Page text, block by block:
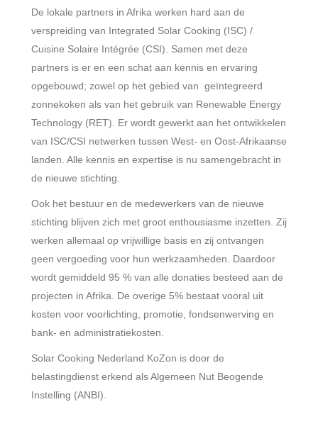
De lokale partners in Afrika werken hard aan de
verspreiding van Integrated Solar Cooking (ISC) /
Cuisine Solaire Intégrée (CSI). Samen met deze
partners is er en een schat aan kennis en ervaring
opgebouwd; zowel op het gebied van geïntegreerd
zonnekoken als van het gebruik van Renewable Energy
Technology (RET). Er wordt gewerkt aan het ontwikkelen
van ISC/CSI netwerken tussen West- en Oost-Afrikaanse
landen. Alle kennis en expertise is nu samengebracht in
de nieuwe stichting.
Ook het bestuur en de medewerkers van de nieuwe
stichting blijven zich met groot enthousiasme inzetten. Zij
werken allemaal op vrijwillige basis en zij ontvangen
geen vergoeding voor hun werkzaamheden. Daardoor
wordt gemiddeld 95 % van alle donaties besteed aan de
projecten in Afrika. De overige 5% bestaat vooral uit
kosten voor voorlichting, promotie, fondsenwerving en
bank- en administratiekosten.
Solar Cooking Nederland KoZon is door de
belastingdienst erkend als Algemeen Nut Beogende
Instelling (ANBI).